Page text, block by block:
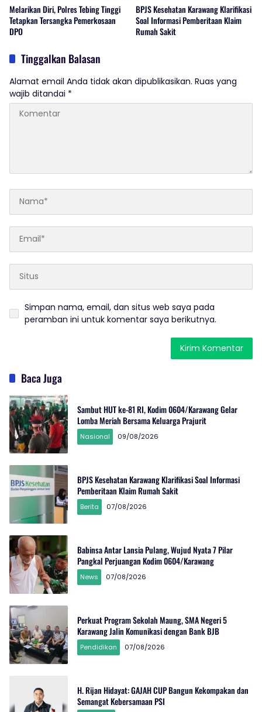
Melarikan Diri, Polres Tebing Tinggi
Tetapkan Tersangka Pemerkosaan
DPO
BPJS Kesehatan Karawang Klarifikasi
Soal Informasi Pemberitaan Klaim
Rumah Sakit
Tinggalkan Balasan
Alamat email Anda tidak akan dipublikasikan. Ruas yang
wajib ditandai *
Simpan nama, email, dan situs web saya pada
peramban ini untuk komentar saya berikutnya.
Baca Juga
Sambut HUT ke-81 RI, Kodim 0604/Karawang Gelar
Lomba Meriah Bersama Keluarga Prajurit
Nasional 09/08/2026
BPJS Kesehatan Karawang Klarifikasi Soal Informasi
Pemberitaan Klaim Rumah Sakit
Berita 07/08/2026
Babinsa Antar Lansia Pulang, Wujud Nyata 7 Pilar
Pangkal Perjuangan Kodim 0604/Karawang
News 07/08/2026
Perkuat Program Sekolah Maung, SMA Negeri 5
Karawang Jalin Komunikasi dengan Bank BJB
Pendidikan 07/08/2026
H. Rijan Hidayat: GAJAH CUP Bangun Kekompakan dan
Semangat Kebersamaan PSI